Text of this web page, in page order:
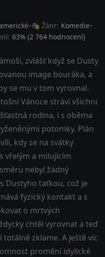
🎭 Žánr: Komedie
63% (2 764 hodnocení)
zvlášť když se Dusty
image bouráka, a
se mu v tom vyrovnal.
Vánoce stráví všichni
rodina, i s oběma
potomky. Plán
kdy se na svátky
vřelým a milujícím
nebyl žádný
Dustyho taťkou, což je
fyzický kontakt a s
o mrtvých
chtěl vyrovnat a teď
zklame. A ještě víc
promění idylické